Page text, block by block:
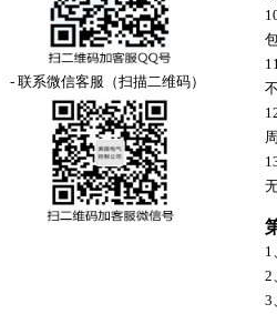
- 联系微信客服（扫描二维码）
1
2
3